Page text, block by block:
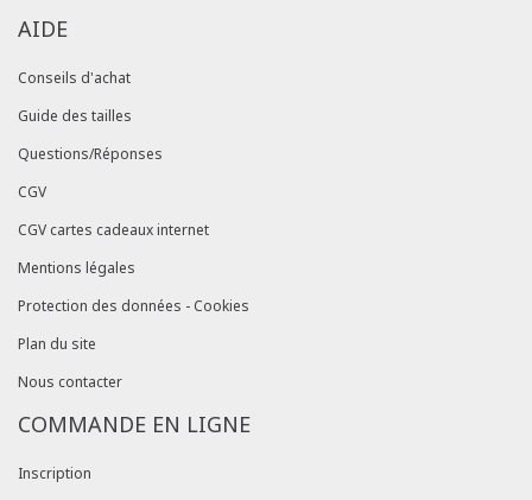
AIDE
Conseils d'achat
Guide des tailles
Questions/Réponses
CGV
CGV cartes cadeaux internet
Mentions légales
Protection des données - Cookies
Plan du site
Nous contacter
COMMANDE EN LIGNE
Inscription